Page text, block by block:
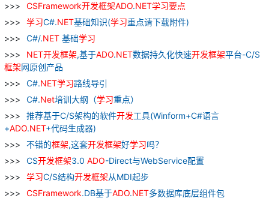
CSFramework开发框架ADO.NET学习要点
学习C#.NET基础知识(学习重点请下载附件)
C#/.NET 基础学习
NET开发框架,基于ADO.NET数据持久化快速开发框架平台-C/S
框架网原创产品
C#.NET学习路线导引
C#.Net培训大纲（学习重点）
推荐基于C/S架构的软件开发工具(Winform+C#语言
+ADO.NET+代码生成器)
不错的框架,这套开发框架好学习吗？
CS开发框架3.0 ADO-Direct与WebService配置
学习C/S结构开发框架从MDI起步
CSFramework.DB基于ADO.NET多数据库底层组件包